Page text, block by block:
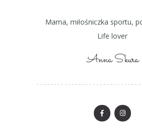
Mama, miłośniczka sportu,
Life lover
Anna Skura